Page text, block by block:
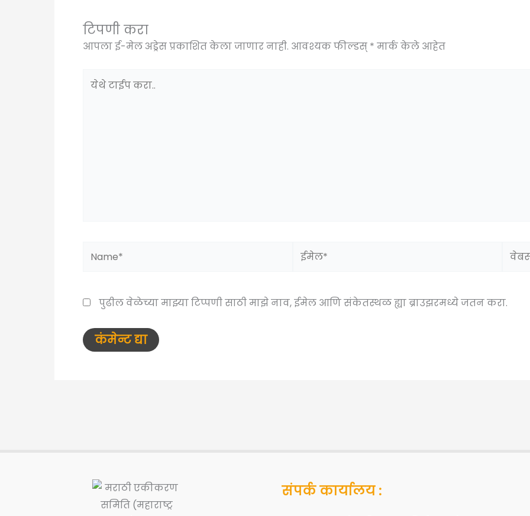
टिपणी करा
आपला ई-मेल अड्रेस प्रकाशित केला जाणार नाही. आवश्यक फील्डस् * मार्क केले आहेत
येथे
ईमेल*
पुढील वेळेच्या माझ्या टिप्पणी साठी माझे नाव, ईमेल आणि संकेतस्थळ ह्या ब्राउझरमध्ये जतन करा.
संपर्क कार्यालय :